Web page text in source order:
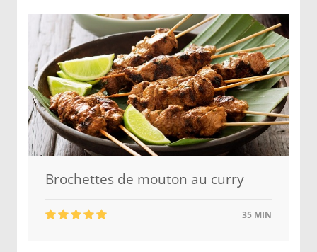
Brochettes de mouton au curry
35 MIN